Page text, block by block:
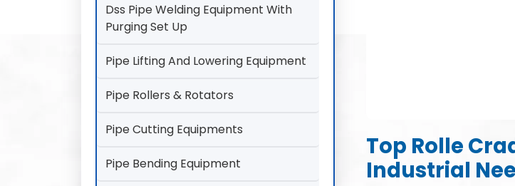
Dss Pipe Welding Equipment With
Purging Set Up
Pipe Lifting And Lowering Equipment
Pipe Rollers & Rotators
Pipe Cutting Equipments
Pipe Bending Equipment
Top Rolle
Industrial